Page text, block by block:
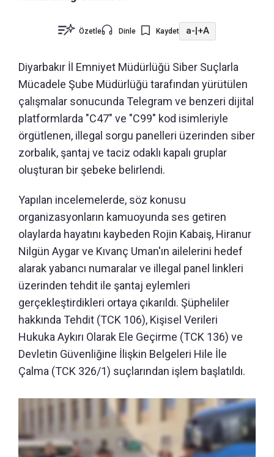
Özetle Dinle Kaydet a-|+A
Diyarbakır İl Emniyet Müdürlüğü Siber Suçlarla
Mücadele Şube Müdürlüğü tarafından yürütülen
çalışmalar sonucunda Telegram ve benzeri dijital
platformlarda "C47" ve "C99" kod isimleriyle
örgütlenen, illegal sorgu panelleri üzerinden siber
zorbalık, şantaj ve taciz odaklı kapalı gruplar
oluşturan bir şebeke belirlendi.
Yapılan incelemelerde, söz konusu
organizasyonların kamuoyunda ses getiren
olaylarda hayatını kaybeden Rojin Kabaiş, Hiranur
Nilgün Aygar ve Kıvanç Uman'ın ailelerini hedef
alarak yabancı numaralar ve illegal panel linkleri
üzerinden tehdit ile şantaj eylemleri
gerçekleştirdikleri ortaya çıkarıldı. Şüpheliler
hakkında Tehdit (TCK 106), Kişisel Verileri
Hukuka Aykırı Olarak Ele Geçirme (TCK 136) ve
Devletin Güvenliğine İlişkin Belgeleri Hile İle
Çalma (TCK 326/1) suçlarından işlem başlatıldı.